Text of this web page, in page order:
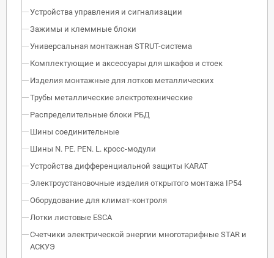
Устройства управления и сигнализации
Зажимы и клеммные блоки
Универсальная монтажная STRUT-система
Комплектующие и аксессуары для шкафов и стоек
Изделия монтажные для лотков металлических
Трубы металлические электротехнические
Распределительные блоки РБД
Шины соединительные
Шины N. PE. PEN. L. кросс-модули
Устройства дифференциальной защиты KARAT
Электроустановочные изделия открытого монтажа IP54
Оборудование для климат-контроля
Лотки листовые ESCA
Счетчики электрической энергии многотарифные STAR и
АСКУЭ